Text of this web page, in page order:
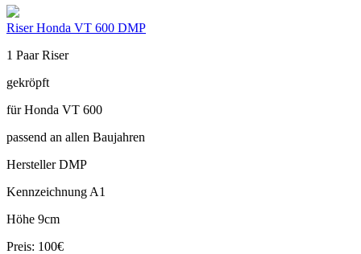
Riser Honda VT 600 DMP
1 Paar Riser
gekröpft
für Honda VT 600
passend an allen Baujahren
Hersteller DMP
Kennzeichnung A1
Höhe 9cm
Preis: 100€